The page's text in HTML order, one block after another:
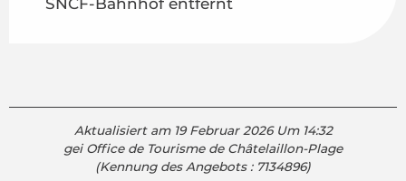
SNCF-Bahnhof entfernt
Aktualisiert am 19 Februar 2026 Um 14:32
gei Office de Tourisme de Châtelaillon-Plage
(Kennung des Angebots : 7134896)